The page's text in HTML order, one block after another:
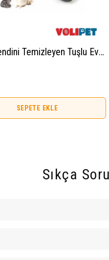
Clean Kendini Temizleyen Tuşlu Evcil Hayvan Fırçası Kedi Köpek Tüy Toplayıcı Tarak
SEPETE EKLE
Sıkça